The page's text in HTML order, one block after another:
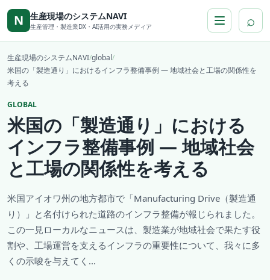
本文へ移動
N 生産現場のシステムNAVI
生産管理・製造業DX・AI活用の実務メディア ⌕
生産現場のシステムNAVI/global/
米国の「製造通り」におけるインフラ整備事例 — 地域社会と工場の関係性を
考える
GLOBAL
米国の「製造通り」における
インフラ整備事例 — 地域社会
と工場の関係性を考える
米国アイオワ州の地方都市で「Manufacturing Drive（製造通
り）」と名付けられた道路のインフラ整備が報じられました。
この一見ローカルなニュースは、製造業が地域社会で果たす役
割や、工場運営を支えるインフラの重要性について、我々に多
くの示唆を与えてく...